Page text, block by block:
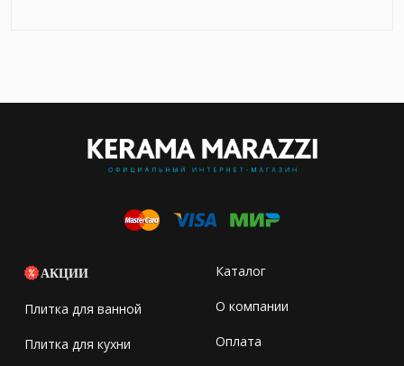
АКЦИИ
Плитка для ванной
Плитка для кухни
Каталог
О компании
Оплата